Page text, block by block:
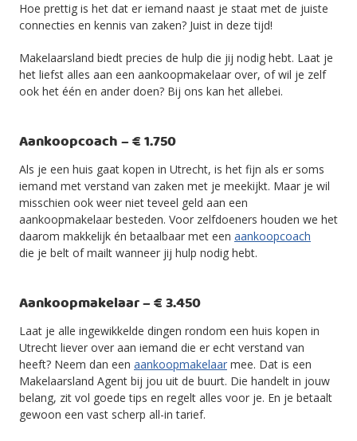
Hoe prettig is het dat er iemand naast je staat met de juiste
connecties en kennis van zaken? Juist in deze tijd!
Makelaarsland biedt precies de hulp die jij nodig hebt. Laat je
het liefst alles aan een aankoopmakelaar over, of wil je zelf
ook het één en ander doen? Bij ons kan het allebei.
Aankoopcoach – € 1.750
Als je een huis gaat kopen in Utrecht, is het fijn als er soms
iemand met verstand van zaken met je meekijkt. Maar je wil
misschien ook weer niet teveel geld aan een
aankoopmakelaar besteden. Voor zelfdoeners houden we het
daarom makkelijk én betaalbaar met een aankoopcoach
die je belt of mailt wanneer jij hulp nodig hebt.
Aankoopmakelaar – € 3.450
Laat je alle ingewikkelde dingen rondom een huis kopen in
Utrecht liever over aan iemand die er echt verstand van
heeft? Neem dan een aankoopmakelaar mee. Dat is een
Makelaarsland Agent bij jou uit de buurt. Die handelt in jouw
belang, zit vol goede tips en regelt alles voor je. En je betaalt
gewoon een vast scherp all-in tarief.